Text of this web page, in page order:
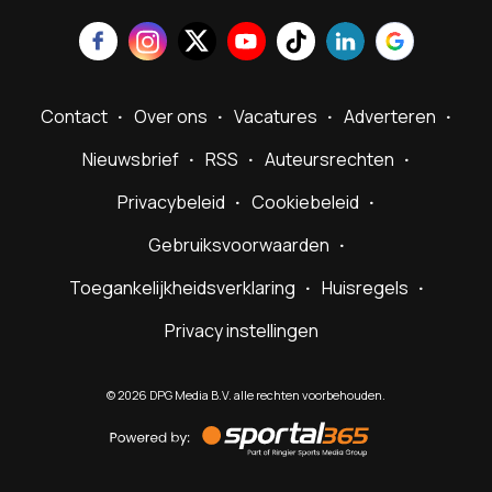
Contact Over ons Vacatures
Adverteren
Nieuwsbrief
RSS
Auteursrechten
Privacybeleid
Cookiebeleid
Gebruiksvoorwaarden
Toegankelijkheidsverklaring
Huisregels
Privacy instellingen
©2026 DPG Media B.V. alle rechten voorbehouden.
by
Sportal365